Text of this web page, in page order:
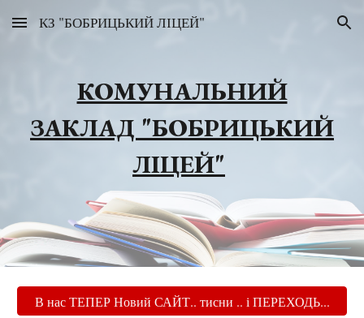
Skip to main content Skip to navigation
КЗ "БОБРИЦЬКИЙ ЛІЦЕЙ"
КОМУНАЛЬНИЙ
ЗАКЛАД "БОБРИЦЬКИЙ
ЛІЦЕЙ"
В нас ТЕПЕР Новий САЙТ.. тисни .. і ПЕРЕХОДЬ...